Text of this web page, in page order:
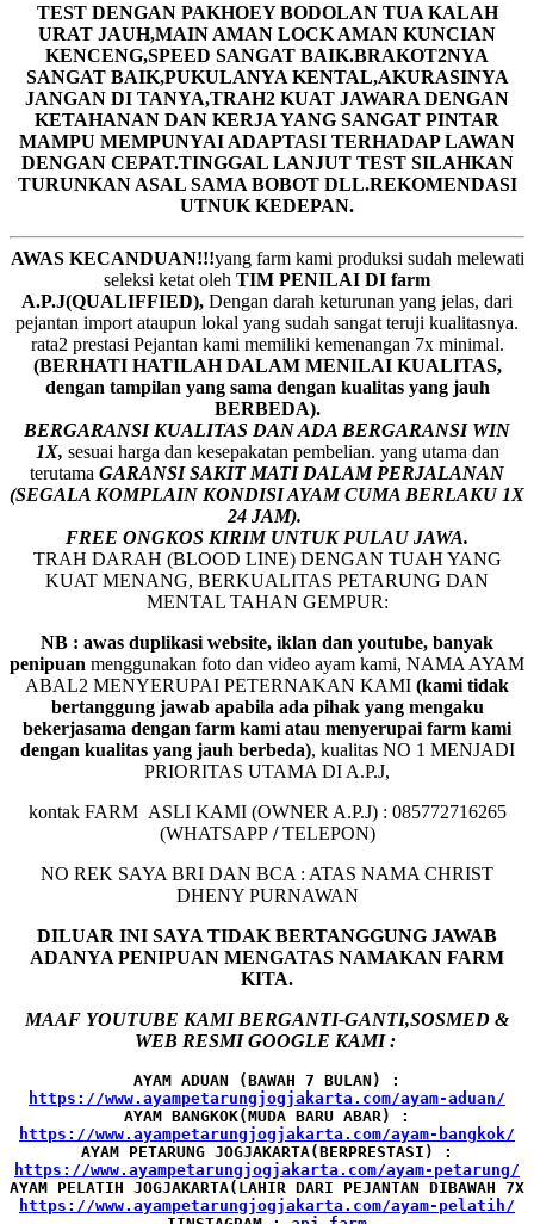
TEST DENGAN PAKHOEY BODOLAN TUA KALAH
URAT JAUH,MAIN AMAN LOCK AMAN KUNCIAN
KENCENG,SPEED SANGAT BAIK.BRAKOT2NYA
SANGAT BAIK,PUKULANYA KENTAL,AKURASINYA
JANGAN DI TANYA,TRAH2 KUAT JAWARA DENGAN
KETAHANAN DAN KERJA YANG SANGAT PINTAR
MAMPU MEMPUNYAI ADAPTASI TERHADAP LAWAN
DENGAN CEPAT.TINGGAL LANJUT TEST SILAHKAN
TURUNKAN ASAL SAMA BOBOT DLL.REKOMENDASI
UTNUK KEDEPAN.
AWAS KECANDUAN!!!yang farm kami produksi sudah melewati
seleksi ketat oleh TIM PENILAI DI farm
A.P.J(QUALIFFIED), Dengan darah keturunan yang jelas, dari
pejantan import ataupun lokal yang sudah sangat teruji kualitasnya.
rata2 prestasi Pejantan kami memiliki kemenangan 7x minimal.
(BERHATI HATILAH DALAM MENILAI KUALITAS,
dengan tampilan yang sama dengan kualitas yang jauh
BERBEDA).
BERGARANSI KUALITAS DAN ADA BERGARANSI WIN
1X, sesuai harga dan kesepakatan pembelian. yang utama dan
terutama GARANSI SAKIT MATI DALAM PERJALANAN
(SEGALA KOMPLAIN KONDISI AYAM CUMA BERLAKU 1X
24 JAM).
FREE ONGKOS KIRIM UNTUK PULAU JAWA.
TRAH DARAH (BLOOD LINE) DENGAN TUAH YANG
KUAT MENANG, BERKUALITAS PETARUNG DAN
MENTAL TAHAN GEMPUR:
NB : awas duplikasi website, iklan dan youtube, banyak
penipuan menggunakan foto dan video ayam kami, NAMA AYAM
ABAL2 MENYERUPAI PETERNAKAN KAMI (kami tidak
bertanggung jawab apabila ada pihak yang mengaku
bekerjasama dengan farm kami atau menyerupai farm kami
dengan kualitas yang jauh berbeda), kualitas NO 1 MENJADI
PRIORITAS UTAMA DI A.P.J,
kontak FARM ASLI KAMI (OWNER A.P.J) : 085772716265
(WHATSAPP /TELEPON)
NO REK SAYA BRI DAN BCA : ATAS NAMA CHRIST
DHENY PURNAWAN
DILUAR INI SAYA TIDAK BERTANGGUNG JAWAB
ADANYA PENIPUAN MENGATAS NAMAKAN FARM
KITA.
MAAF YOUTUBE KAMI BERGANTI-GANTI,SOSMED &
WEB RESMI GOOGLE KAMI :
AYAM ADUAN (BAWAH 7 BULAN) :
AYAM BANGKOK(MUDA BARU ABAR) :
AYAM PETARUNG JOGJAKARTA(BERPRESTASI) :
AYAM PELATIH JOGJAKARTA(LAHIR DARI PEJANTAN DIBAWAH